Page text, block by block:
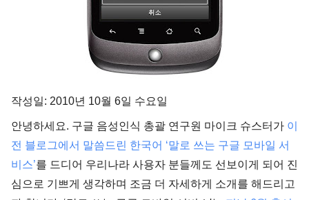
작성일: 2010년 10월 6일 수요일
안녕하세요. 구글 음성인식 총괄 연구원 마이크 슈스터가 이
전 블로그에서 말씀드린 한국어 ‘말로 쓰는 구글 모바일 서
비스’를 드디어 우리나라 사용자 분들께도 선보이게 되어 진
심으로 기쁘게 생각하며 조금 더 자세하게 소개를 해드리고